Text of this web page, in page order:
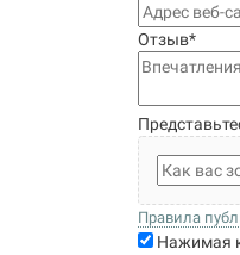
Отзыв*
Правила
Нажимая